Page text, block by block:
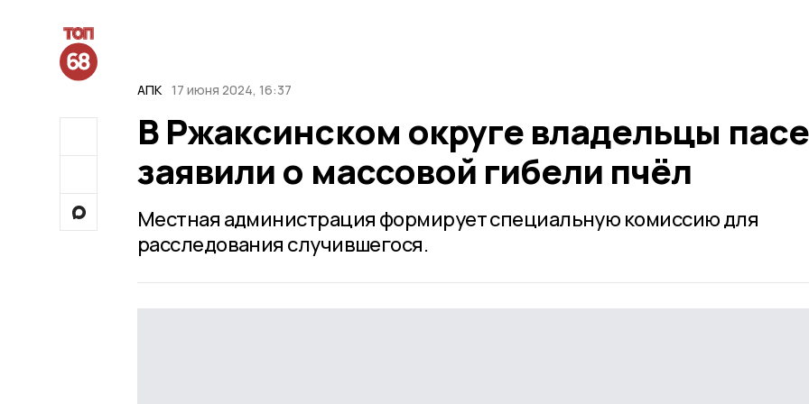
АПК 17 июня 2024, 16:37
В Ржаксинском округе владельцы
заявили о массовой гибели пчёл
Местная администрация формирует специальную комиссию для
расследования случившегося.